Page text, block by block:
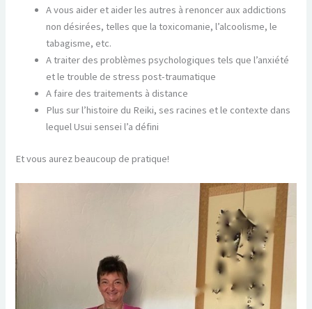
A vous aider et aider les autres à renoncer aux addictions
non désirées, telles que la toxicomanie, l’alcoolisme, le
tabagisme, etc.
A traiter des problèmes psychologiques tels que l’anxiété
et le trouble de stress post-traumatique
A faire des traitements à distance
Plus sur l’histoire du Reiki, ses racines et le contexte dans
lequel Usui sensei l’a défini
Et vous aurez beaucoup de pratique!